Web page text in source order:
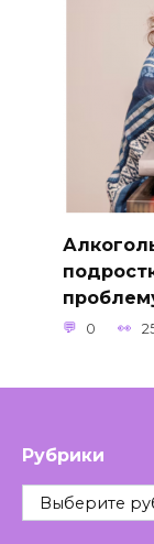
0
Рубрики
Рубрики